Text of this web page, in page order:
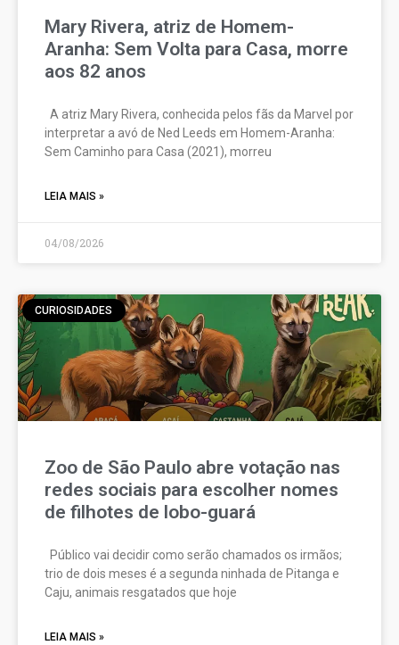
Mary Rivera, atriz de Homem-
Aranha: Sem Volta para Casa, morre
aos 82 anos
A atriz Mary Rivera, conhecida pelos fãs da Marvel por
interpretar a avó de Ned Leeds em Homem-Aranha:
Sem Caminho para Casa (2021), morreu
LEIA MAIS »
04/08/2026
CURIOSIDADES
Zoo de São Paulo abre votação nas
redes sociais para escolher nomes
de filhotes de lobo-guará
Público vai decidir como serão chamados os irmãos;
trio de dois meses é a segunda ninhada de Pitanga e
Caju, animais resgatados que hoje
LEIA MAIS »